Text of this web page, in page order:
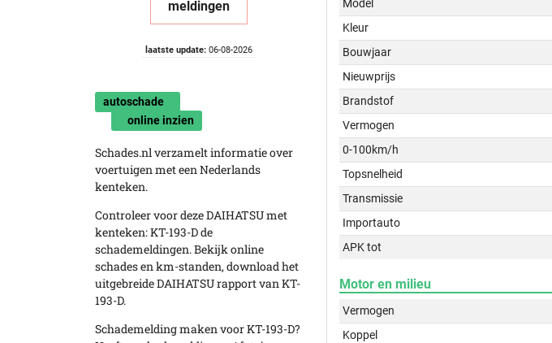
meldingen
laatste update:06-08-2026
autoschade
online inzien
Schades.nl verzamelt informatie over
voertuigen met een Nederlands
kenteken.
Controleer voor deze DAIHATSU met
kenteken: KT-193-D de
schademeldingen. Bekijk online
schades en km-standen, download het
uitgebreide DAIHATSU rapport van KT-
193-D.
Schademelding maken voor KT-193-D?
Model
Kleur
Bouwjaar
Nieuwprijs
Brandstof
Vermogen
0-100km/h
Topsnelheid
Transmissie
Importauto
APK tot
Motor en milieu
Vermogen
Koppel